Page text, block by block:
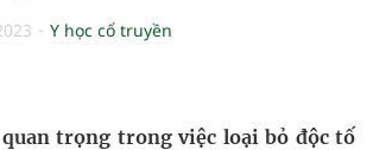
Y học cổ truyền
trọng trong việc loại bỏ độc tố